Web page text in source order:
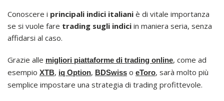
Conoscere i principali indici italiani è di vitale importanza
se si vuole fare trading sugli indici in maniera seria, senza
affidarsi al caso.
Grazie alle migliori piattaforme di trading online, come ad
esempio XTB, iq Option, BDSwiss o eToro, sarà molto più
semplice impostare una strategia di trading profittevole.